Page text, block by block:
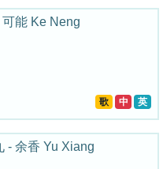
可能 Ke Neng
歌 中 英
- 余香 Yu Xiang